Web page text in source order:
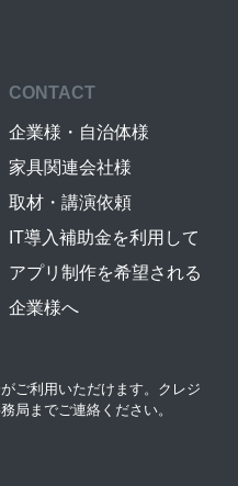
CONTACT
企業様・自治体様
家具関連会社様
取材・講演依頼
IT導入補助金を利用して
アプリ制作を希望される
企業様へ
ご利用いただけます。クレジ
局までご連絡ください。